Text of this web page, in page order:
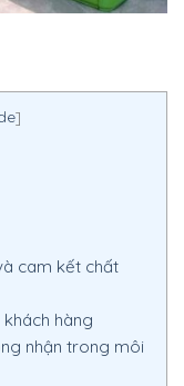
]
cam kết chất
hàng
nhận trong môi